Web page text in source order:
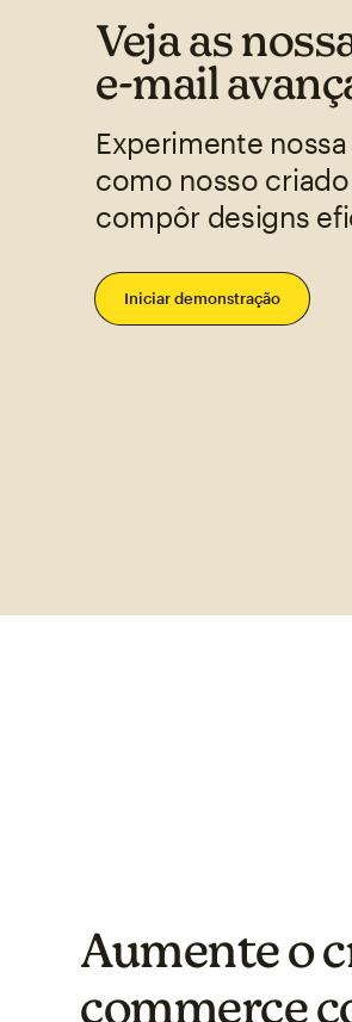
Veja as
e-mail
Experimente
como nosso
compôr designs
Iniciar demonstração
Aumente o
commerce